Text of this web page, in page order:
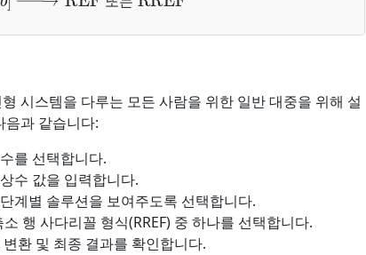
또
시스템을 다루는 모든 사람을 위한 일반 대중을 위해 설
음과 같습니다:
를 선택합니다.
수 값을 입력합니다.
계별 솔루션을 보여주도록 선택합니다.
행 사다리꼴 형식(RREF) 중 하나를 선택합니다.
환 및 최종 결과를 확인합니다.